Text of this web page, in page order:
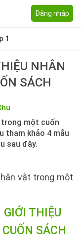
Đăng nhập
1
NHÂN
SÁCH
một cuốn
tham khảo 4 mẫu
sau đây.
vật trong một
THIỆU
SÁCH